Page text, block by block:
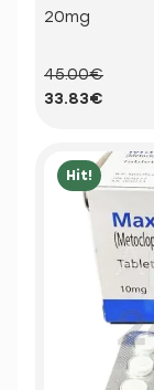
20mg
45.00€
33.83€
Hit!